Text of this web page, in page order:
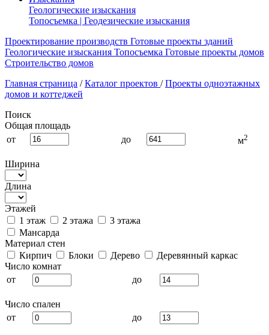
Геологические изыскания
Топосъемка | Геодезические изыскания
Проектирование производств Готовые проекты зданий
Геологические изыскания Топосъемка Готовые проекты домов
Строительство домов
Главная страница / Каталог проектов / Проекты одноэтажных
домов и коттеджей
Поиск
Общая площадь
от
до м2
Ширина
Длина
Этажей
1 этаж
2 этажа
3 этажа
Мансарда
Материал стен
Кирпич
Блоки Дерево
Деревянный каркас
Число комнат
от
до
Число спален
от
до